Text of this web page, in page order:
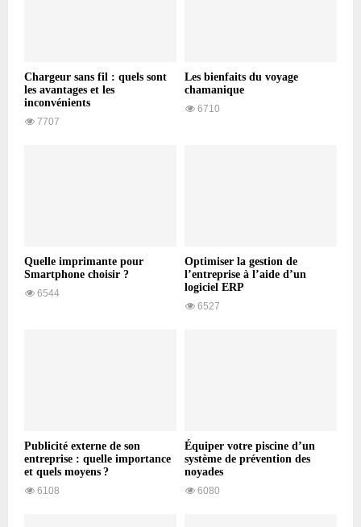
Chargeur sans fil : quels sont
les avantages et les
inconvénients
7707
Les bienfaits du voyage
chamanique
6710
Quelle imprimante pour
Smartphone choisir ?
6544
Optimiser la gestion de
l’entreprise à l’aide d’un
logiciel ERP
6527
Publicité externe de son
entreprise : quelle importance
et quels moyens ?
6108
Équiper votre piscine d’un
système de prévention des
noyades
6080